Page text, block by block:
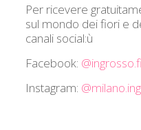
Per ricevere
sul mondo dei fiori e
canali social:ù
Facebook:
Instagram: